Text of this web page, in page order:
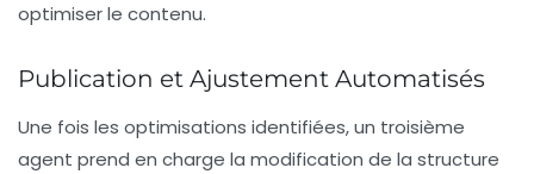
optimiser le contenu.
Publication et Ajustement Automatisés
Une fois les optimisations identifiées, un troisième
agent prend en charge la modification de la structure